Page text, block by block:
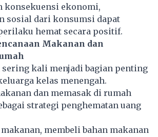
konsekuensi ekonomi,
sosial dari konsumsi dapat
hemat secara positif.
Makanan dan
sering kali menjadi bagian penting
kelas menengah.
dan memasak di rumah
strategi penghematan uang
membeli bahan makanan